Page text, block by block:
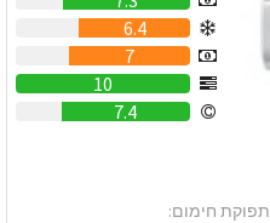
6.4
7
10
7.4
תפוקת חימום: